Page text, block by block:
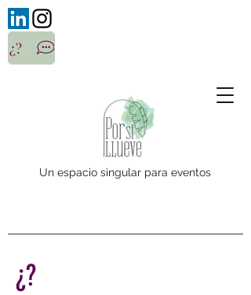
Un espacio singular para eventos
¿?
¿?